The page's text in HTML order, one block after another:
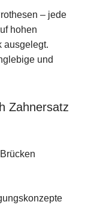
– jede
hohen
ausgelegt.
und
Zahnersatz